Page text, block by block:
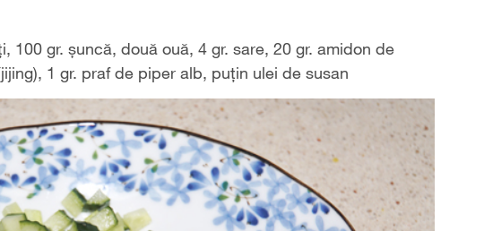
100 gr. șuncă, două ouă, 4 gr. sare, 20 gr. amidon de
1 gr. praf de piper alb, puțin ulei de susan